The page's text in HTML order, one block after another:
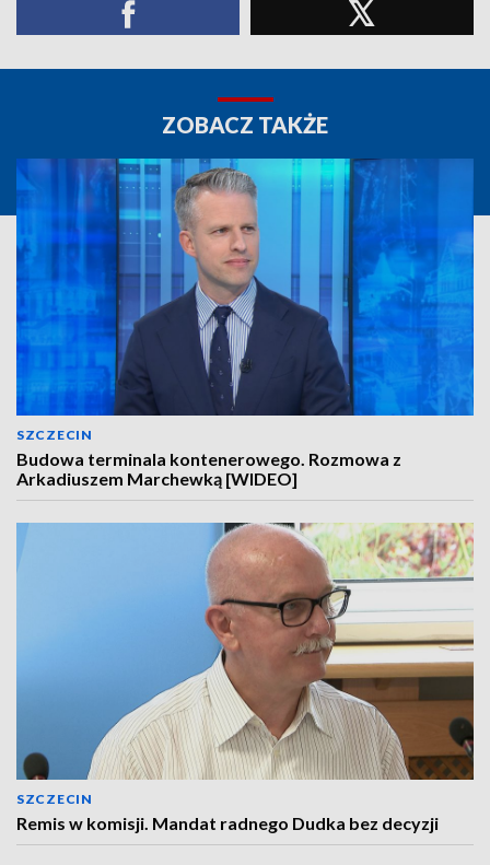
ZOBACZ TAKŻE
SZCZECIN
Budowa terminala kontenerowego. Rozmowa z
Arkadiuszem Marchewką [WIDEO]
SZCZECIN
Remis w komisji. Mandat radnego Dudka bez decyzji